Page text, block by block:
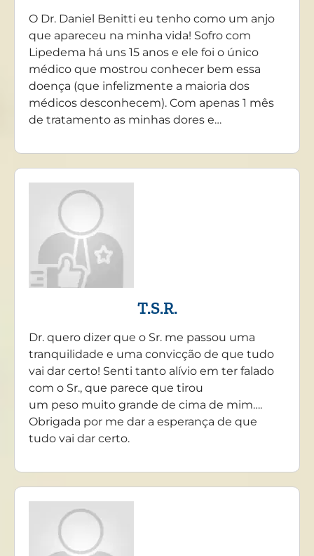
O Dr. Daniel Benitti eu tenho como um anjo
que apareceu na minha vida! Sofro com
Lipedema há uns 15 anos e ele foi o único
médico que mostrou conhecer bem essa
doença (que infelizmente a maioria dos
médicos desconhecem). Com apenas 1 mês
de tratamento as minhas dores e…
T.S.R.
Dr. quero dizer que o Sr. me passou uma
tranquilidade e uma convicção de que tudo
vai dar certo! Senti tanto alívio em ter falado
com o Sr., que parece que tirou
um peso muito grande de cima de mim….
Obrigada por me dar a esperança de que
tudo vai dar certo.